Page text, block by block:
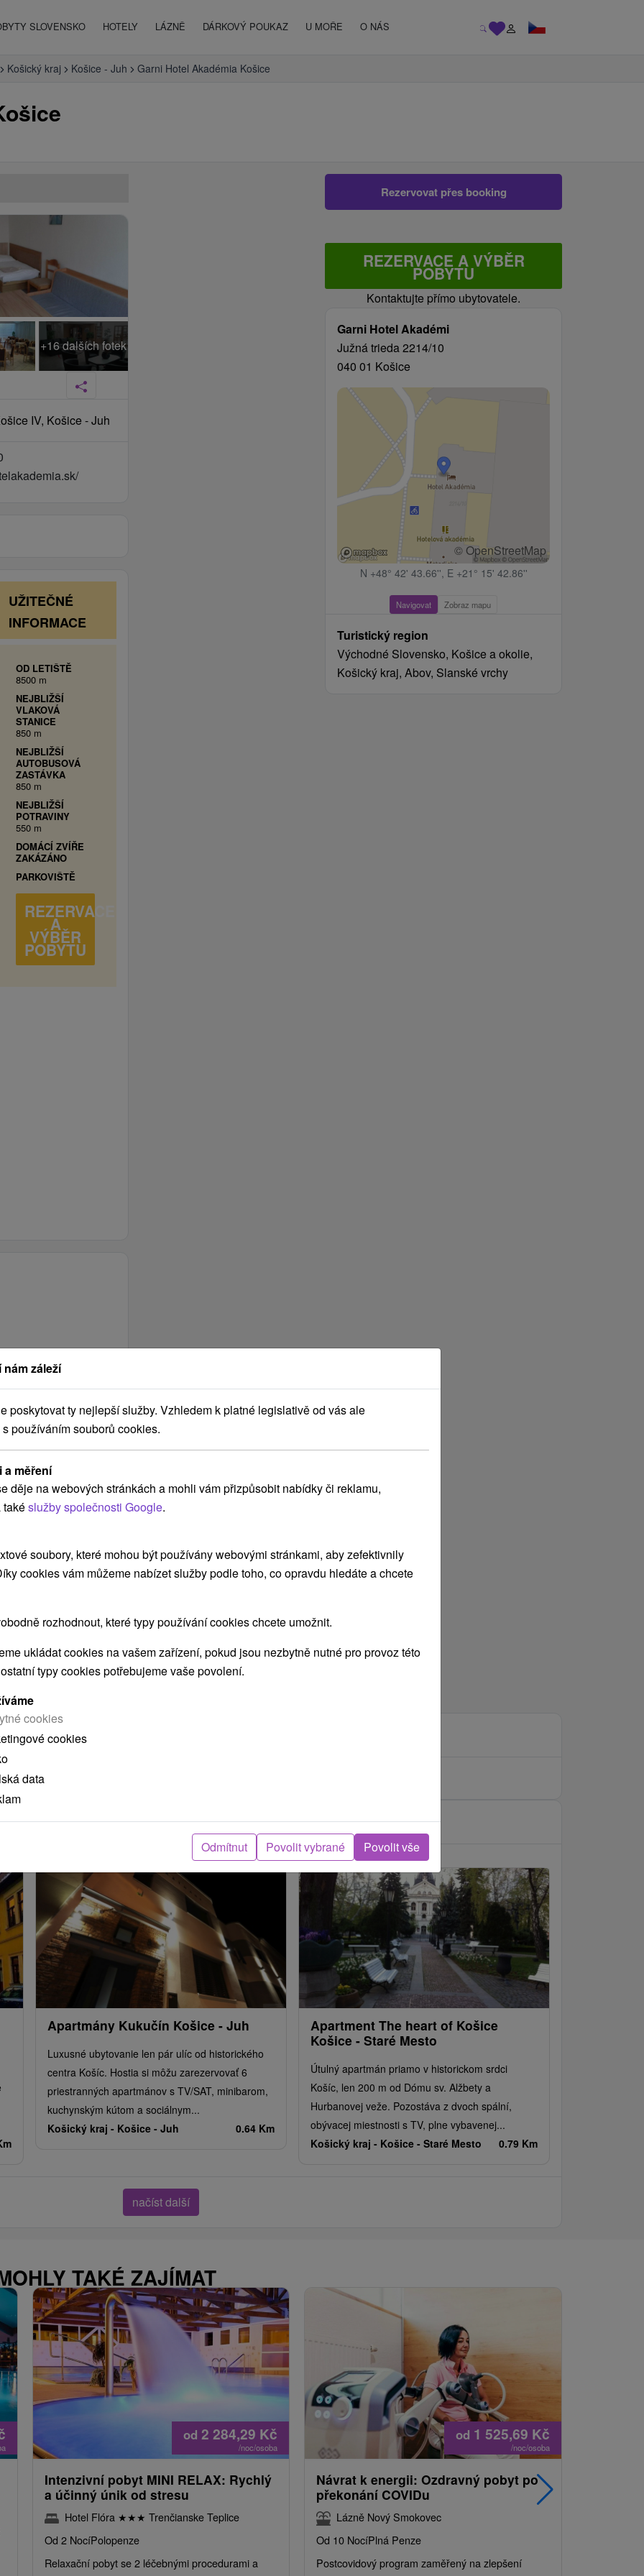
SLOVENSKO HOTELY LÁZNĚ DÁRKOVÝ POUKAZ U MOŘE O NÁS
Košický kraj Košice - Juh Garni Hotel Akadémia Košice
Rezervovat přes booking
REZERVACE A VÝBĚR
POBYTU
Kontaktujte přímo ubytovatele.
Garni Hotel Akadémi
Južná trieda 2214/10
040 01 Košice
© OpenStreetMap
N +48° 42' 43.66'', E +21° 15' 42.86''
Navigovat Zobraz mapu
Turistický region
Východné Slovensko, Košice a okolie,
Košický kraj, Abov, Slanské vrchy
+16 dalších fotek
IV, Košice - Juh
UŽITEČNÉ
INFORMACE
OD LETIŠTĚ
8500 m
NEJBLIŽŠÍ
VLAKOVÁ
STANICE
850 m
NEJBLIŽŠÍ
AUTOBUSOVÁ
ZASTÁVKA
850 m
NEJBLIŽŠÍ
POTRAVINY
550 m
DOMÁCÍ ZVÍŘE
ZAKÁZÁNO
PARKOVIŠTĚ
REZERVACE
A
VÝBĚR
POBYTU
POKRAČOVAT
skutečná délka cesty může být jiná.
nacházejí v blízkosti?
Apartmány Kukučín Košice - Juh
Luxusné ubytovanie len pár ulíc od historického
centra Košíc. Hostia si môžu zarezervovať 6
priestranných apartmánov s TV/SAT, minibarom,
kuchynským kútom a sociálnym...
Košický kraj - Košice - Juh 0.64 Km
Apartment The heart of Košice
Košice - Staré Mesto
Útulný apartmán priamo v historickom srdci
Košíc, len 200 m od Dómu sv. Alžbety a
Hurbanovej veže. Pozostáva z dvoch spální,
obývacej miestnosti s TV, plne vybavenej...
Košický kraj - Košice - Staré Mesto 0.79 Km
načíst další
TAKÉ ZAJÍMAT
od 2 284,29 Kč
/noc/osoba
Intenzivní pobyt MINI RELAX: Rychlý
a účinný únik od stresu
Hotel Flóra ★★★ Trenčianske Teplice
Od 2 NocíPolopenze
Relaxační pobyt se 2 léčebnými procedurami a
od 1 525,69 Kč
/noc/osoba
Návrat k energii: Ozdravný pobyt po
překonání COVIDu
Lázně Nový Smokovec
Od 10 NocíPlná Penze
Postcovidový program zaměřený na zlepšení
záleží
poskytovat ty nejlepší služby. Vzhledem k platné legislativě od vás ale
používáním souborů cookies.
a měření
děje na webových stránkách a mohli vám přizpůsobit nabídky či reklamu,
takéslužby společnosti Google.
soubory, které mohou být používány webovými stránkami, aby zefektivnily
cookies vám můžeme nabízet služby podle toho, co opravdu hledáte a chcete
rozhodnout, které typy používání cookies chcete umožnit.
ukládat cookies na vašem zařízení, pokud jsou nezbytně nutné pro provoz této
typy cookies potřebujeme vaše povolení.
cookies
cookies
data
Odmítnut Povolit vybrané Povolit vše